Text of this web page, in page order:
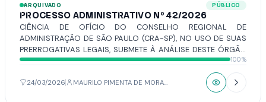
ARQUIVADO PÚBLICO
PROCESSO ADMINISTRATIVO Nº 42/2026
CIÊNCIA DE OFÍCIO DO CONSELHO REGIONAL DE
ADMINISTRAÇÃO DE SÃO PAULO (CRA-SP), NO USO DE SUAS
PRERROGATIVAS LEGAIS, SUBMETE À ANÁLISE DESTE ÓRGÃO
ORIENTAÇÕES TÉCNICAS ACERCA DE EMPRESAS DA ÁREA DE
ADMINISTRAÇÃO EM PROCESSOS LICITATÓRIOS REALIZADOS
PELA CÂMARA MUNICIPAL.
100%
24/03/2026 MAURILO PIMENTA DE MORAIS